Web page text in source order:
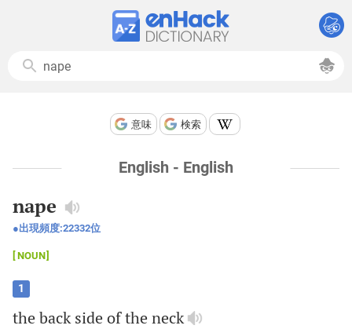
意味 検索
English - English
nape
出現頻度:22332位
NOUN
1
the back side ofthe neck